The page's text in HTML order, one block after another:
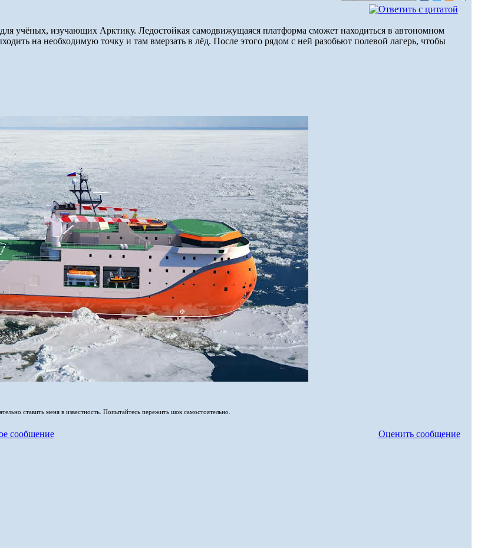
учёных, изучающих Арктику. Ледостойкая самодвижущаяся платформа сможет находиться в автономном
на необходимую точку и там вмерзать в лёд. После этого рядом с ней разобьют полевой лагерь, чтобы
ставить меня в известность. Попытайтесь пережить шок самостоятельно.
Оценить сообщение